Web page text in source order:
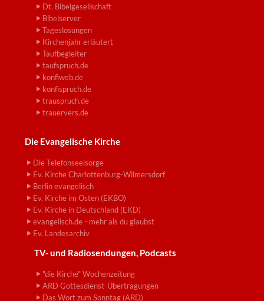
Dt. Bibelgesellschaft
Bibelserver
Tageslosungen
Kirchenjahr erläutert
Taufbegleiter
taufspruch.de
konfiweb.de
konfispruch.de
trauspruch.de
trauervers.de
Die Evangelische Kirche
Die Telefonseelsorge
Ev. Kirche Charlottenburg-Wilmersdorf
Berlin evangelisch
Ev. Kirche im Osten (EKBO)
Ev. Kirche in Deutschland (EKD)
evangelisch.de - mehr als du glaubst
Ev. Landesarchiv
TV- und Radiosendungen, Podcasts
"die Kirche" Wochenzeitung
ARD Gottesdienst-Übertragungen
Das Wort zum Sonntag (ARD)